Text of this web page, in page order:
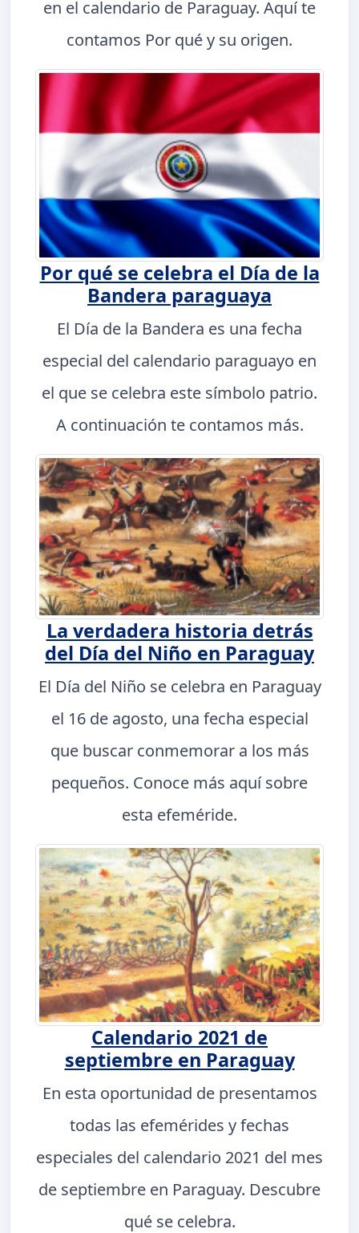
en el calendario de Paraguay. Aquí te
contamos Por qué y su origen.
Por qué se celebra el Día de la
Bandera paraguaya
El Día de la Bandera es una fecha
especial del calendario paraguayo en
el que se celebra este símbolo patrio.
A continuación te contamos más.
La verdadera historia detrás
del Día del Niño en Paraguay
El Día del Niño se celebra en Paraguay
el 16 de agosto, una fecha especial
que buscar conmemorar a los más
pequeños. Conoce más aquí sobre
esta efeméride.
Calendario 2021 de
septiembre en Paraguay
En esta oportunidad de presentamos
todas las efemérides y fechas
especiales del calendario 2021 del mes
de septiembre en Paraguay. Descubre
qué se celebra.